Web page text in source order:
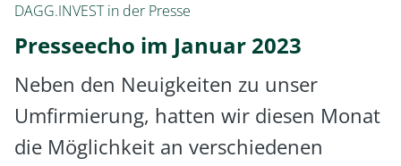
DAGG.INVEST in der Presse
Presseecho im Januar 2023
Neben den Neuigkeiten zu unser
Umfirmierung, hatten wir diesen Monat
die Möglichkeit an verschiedenen